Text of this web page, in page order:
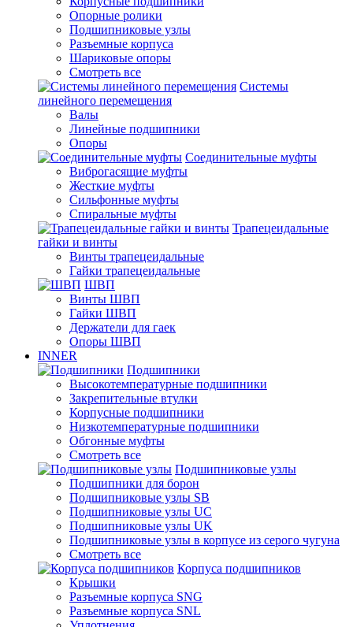
Опорные ролики
Подшипниковые узлы
Разъемные корпуса
Шариковые опоры
Смотреть все
Системы
линейного перемещения
Валы
Линейные подшипники
Опоры
Соединительные муфты
Виброгасящие муфты
Жесткие муфты
Сильфонные муфты
Спиральные муфты
Трапецеидальные
гайки и винты
Винты трапецеидальные
Гайки трапецеидальные
ШВП
Винты ШВП
Гайки ШВП
Держатели для гаек
Опоры ШВП
INNER
Подшипники
Высокотемпературные подшипники
Закрепительные втулки
Корпусные подшипники
Низкотемпературные подшипники
Обгонные муфты
Смотреть все
Подшипниковые узлы
Подшипники для борон
Подшипниковые узлы SB
Подшипниковые узлы UC
Подшипниковые узлы UK
Подшипниковые узлы в корпусе из серого чугуна
Смотреть все
Корпуса подшипников
Крышки
Разъемные корпуса SNG
Разъемные корпуса SNL